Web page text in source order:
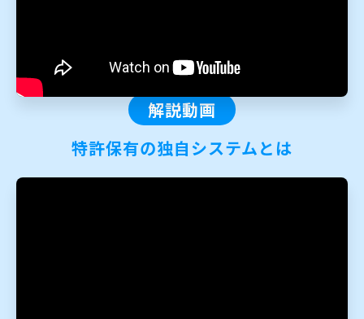
解説動画
特許保有の独自システムとは